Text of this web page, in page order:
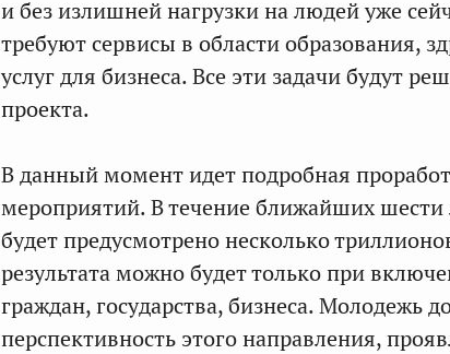
и без излишней нагрузки на людей уже
требуют сервисы в области образования,
услуг для бизнеса. Все эти задачи будут
проекта.
В данный момент идет подробная
мероприятий. В течение ближайших шести
будет предусмотрено несколько
результата можно будет только при
граждан, государства, бизнеса. Молодежь
перспективность этого направления,